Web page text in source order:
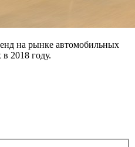
на рынке автомобильных
2018 году.